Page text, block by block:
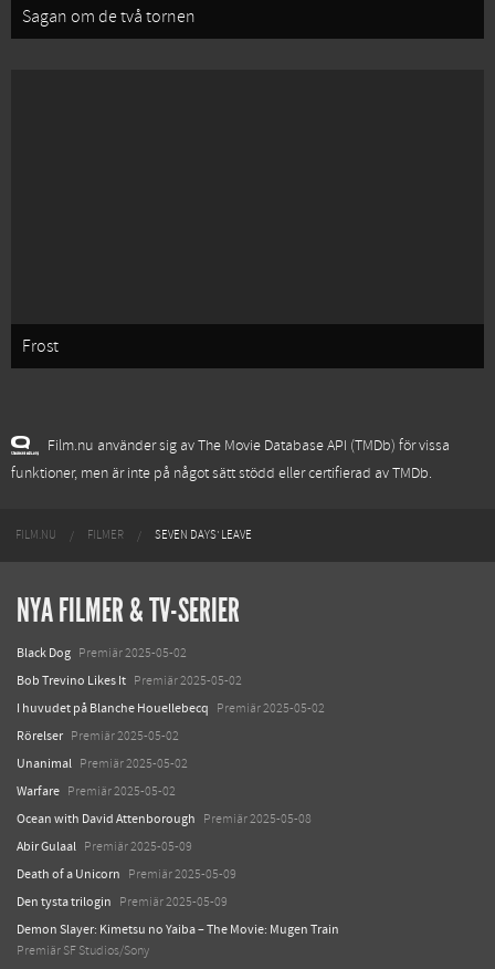
Sagan om de två tornen
Frost
Film.nu använder sig av The Movie Database API (TMDb) för vissa
funktioner, men är inte på något sätt stödd eller certifierad av TMDb.
FILM.NU FILMER SEVEN DAYS' LEAVE
NYA FILMER & TV-SERIER
Black Dog Premiär 2025-05-02
Bob Trevino Likes It Premiär 2025-05-02
I huvudet på Blanche Houellebecq Premiär 2025-05-02
Rörelser Premiär 2025-05-02
Unanimal Premiär 2025-05-02
Warfare Premiär 2025-05-02
Ocean with David Attenborough Premiär 2025-05-08
Abir Gulaal Premiär 2025-05-09
Death of a Unicorn Premiär 2025-05-09
Den tysta trilogin Premiär 2025-05-09
Demon Slayer: Kimetsu no Yaiba – The Movie: Mugen Train
Premiär SF Studios/Sony